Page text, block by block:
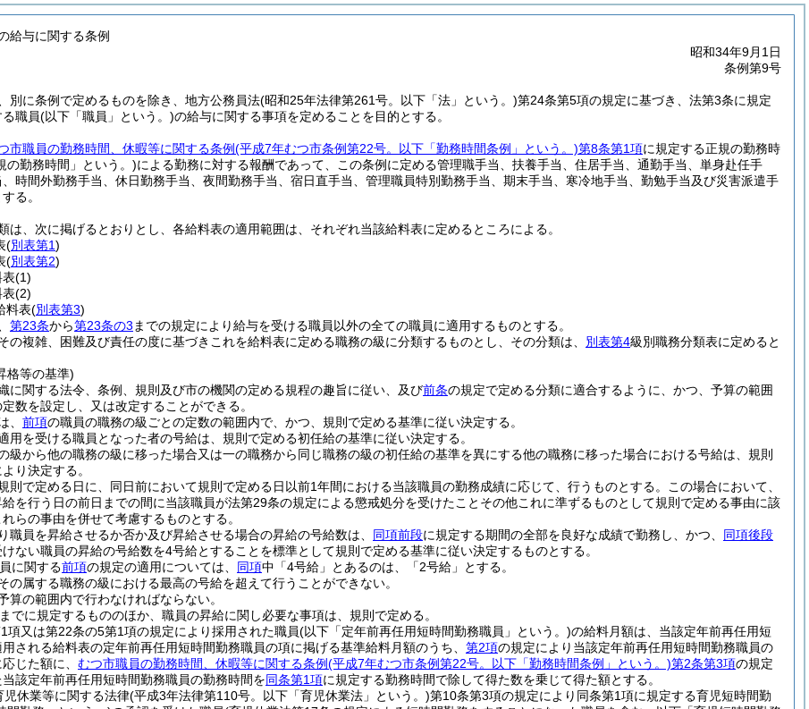
給与に関する条例
昭和34年9月1日
条例第9号
別に条例で定めるものを除き、地方公務員法(昭和25年法律第261号。以下「法」という。)第24条第5項の規定に基づき、法第3条に規定
職員(以下「職員」という。)の給与に関する事項を定めることを目的とする。
市職員の勤務時間、休暇等に関する条例(平成7年むつ市条例第22号。以下「勤務時間条例」という。)第8条第1項に規定する正規の勤務時
の勤務時間」という。)による勤務に対する報酬であって、この条例に定める管理職手当、扶養手当、住居手当、通勤手当、単身赴任手
時間外勤務手当、休日勤務手当、夜間勤務手当、宿日直手当、管理職員特別勤務手当、期末手当、寒冷地手当、勤勉手当及び災害派遣手
る。
は、次に掲げるとおりとし、各給料表の適用範囲は、それぞれ当該給料表に定めるところによる。
(別表第1)
(別表第2)
表(1)
表(2)
料表(別表第3)
第23条から第23条の3 までの規定により給与を受ける職員以外の全ての職員に適用するものとする。
の複雑、困難及び責任の度に基づきこれを給料表に定める職務の級に分類するものとし、その分類は、 別表第4級別職務分類表に定めると
格等の基準)
に関する法令、条例、規則及び市の機関の定める規程の趣旨に従い、及び前条の規定で定める分類に適合するように、かつ、予算の範囲
数を設定し、又は改定することができる。
、 前項の職員の職務の級ごとの定数の範囲内で、かつ、規則で定める基準に従い決定する。
用を受ける職員となった者の号給は、規則で定める初任給の基準に従い決定する。
級から他の職務の級に移った場合又は一の職務から同じ職務の級の初任給の基準を異にする他の職務に移った場合における号給は、規則
り決定する。
則で定める日に、同日前において規則で定める日以前1年間における当該職員の勤務成績に応じて、行うものとする。
この場合において、
を行う日の前日までの間に当該職員が法第29条の規定による懲戒処分を受けたことその他これに準ずるものとして規則で定める事由に該
らの事由を併せて考慮するものとする。
職員を昇給させるか否か及び昇給させる場合の昇給の号給数は、 同項前段に規定する期間の全部を良好な成績で勤務し、かつ、 同項後段
ない職員の昇給の号給数を4号給とすることを標準として規則で定める基準に従い決定するものとする。
に関する前項の規定の適用については、 同項中「4号給」とあるのは、「2号給」とする。
の属する職務の級における最高の号給を超えて行うことができない。
算の範囲内で行わなければならない。
までに規定するもののほか、職員の昇給に関し必要な事項は、規則で定める。
項又は第22条の5第1項の規定により採用された職員(以下「定年前再任用短時間勤務職員」という。)の給料月額は、当該定年前再任用短
される給料表の定年前再任用短時間勤務職員の項に掲げる基準給料月額のうち、 第2項の規定により当該定年前再任用短時間勤務職員の
じた額に、 むつ市職員の勤務時間、休暇等に関する条例(平成7年むつ市条例第22号。以下「勤務時間条例」という。)第2条第3項の規定
該定年前再任用短時間勤務職員の勤務時間を同条第1項に規定する勤務時間で除して得た数を乗じて得た額とする。
児休業等に関する法律(平成3年法律第110号。以下「育児休業法」という。)第10条第3項の規定により同条第1項に規定する育児短時間勤